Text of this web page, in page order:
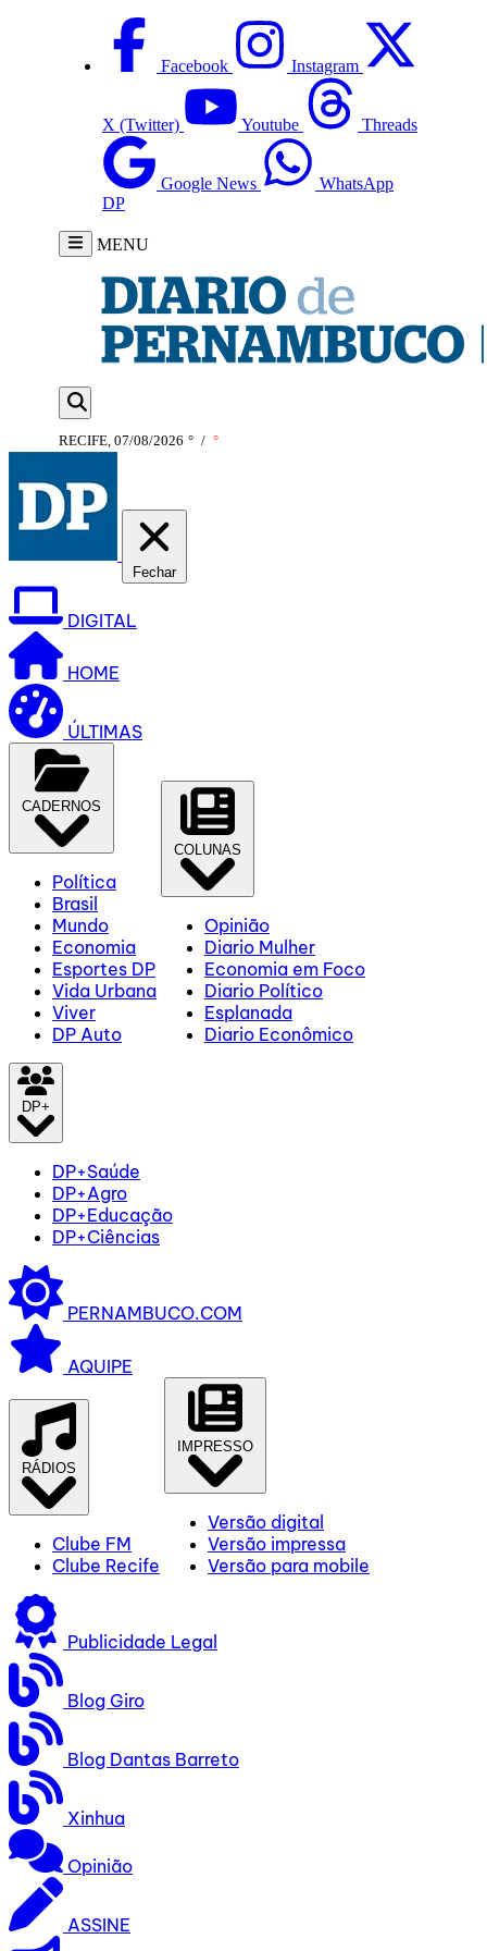
Facebook Instagram
X (Twitter) Youtube Threads
Google News
WhatsApp
DP
MENU
RECIFE, 07/08/2026 ° / °
Fechar
DIGITAL
HOME
ÚLTIMAS
CADERNOS
Política
Brasil
Mundo
Economia
Esportes DP
Vida Urbana
Viver
DP Auto
COLUNAS
Opinião
Diario Mulher
Economia em Foco
Diario Político
Esplanada
Diario Econômico
DP+
DP+Saúde
DP+Agro
DP+Educação
DP+Ciências
PERNAMBUCO.COM
AQUIPE
RÁDIOS
Clube FM
Clube Recife
IMPRESSO
Versão digital
Versão impressa
Versão para mobile
Publicidade Legal
Blog Giro
Blog Dantas Barreto
Xinhua
Opinião
ASSINE